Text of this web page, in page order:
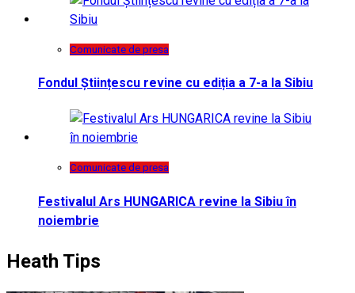
Comunicate de presa
Fondul Științescu revine cu ediția a 7-a la Sibiu
Comunicate de presa
Festivalul Ars HUNGARICA revine la Sibiu în
noiembrie
Heath Tips